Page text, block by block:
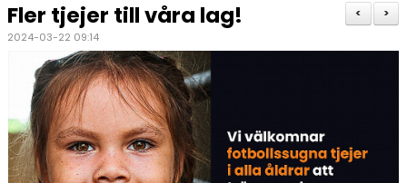
KALENDER
MATCHER
DOKUMENT
BILDER
>
<
Fler tjejer till våra lag!
2024-03-22 09:14